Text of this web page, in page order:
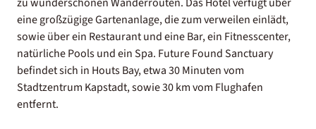
eine großzügige Gartenanlage, die zum verweilen einlädt,
sowie über ein Restaurant und eine Bar, ein Fitnesscenter,
natürliche Pools und ein Spa. Future Found Sanctuary
befindet sich in Houts Bay, etwa 30 Minuten vom
Stadtzentrum Kapstadt, sowie 30 km vom Flughafen
entfernt.